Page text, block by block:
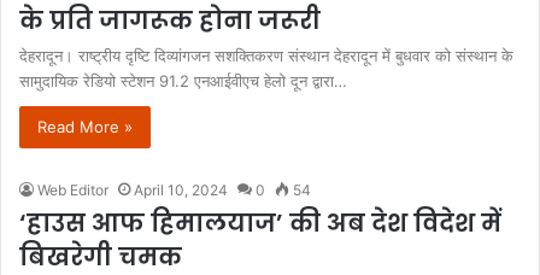
के प्रति जागरूक होना जरूरी
देहरादून। राष्ट्रीय दृष्टि दिव्यांगजन सशक्तिकरण संस्थान देहरादून में बुधवार को संस्थान के
सामुदायिक रेडियो स्टेशन 91.2 एनआईवीएच हेलो दून द्वारा…
Read More »
Web Editor April 10, 2024 0 54
‘हाउस आफ हिमालयाज’ की अब देश विदेश में
बिखरेगी चमक